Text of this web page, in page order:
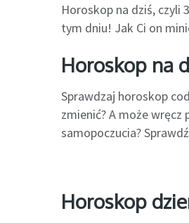
Horoskop na dziś, czyli
tym dniu! Jak Ci on
Horoskop na
Sprawdzaj horoskop
zmienić? A może wręcz
samopoczucia?
Horoskop